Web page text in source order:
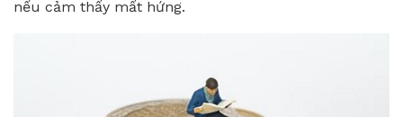
nếu cảm thấy mất hứng.